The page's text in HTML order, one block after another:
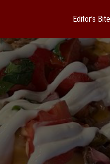
Editor’s Bite